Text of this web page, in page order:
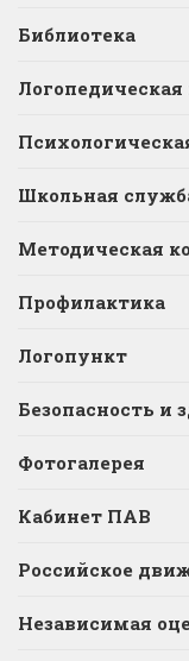
Библиотека
Школьная
Методическая
Профилактика
Логопункт
Безопасность и
Фотогалерея
Кабинет ПАВ
Российское
Независимая